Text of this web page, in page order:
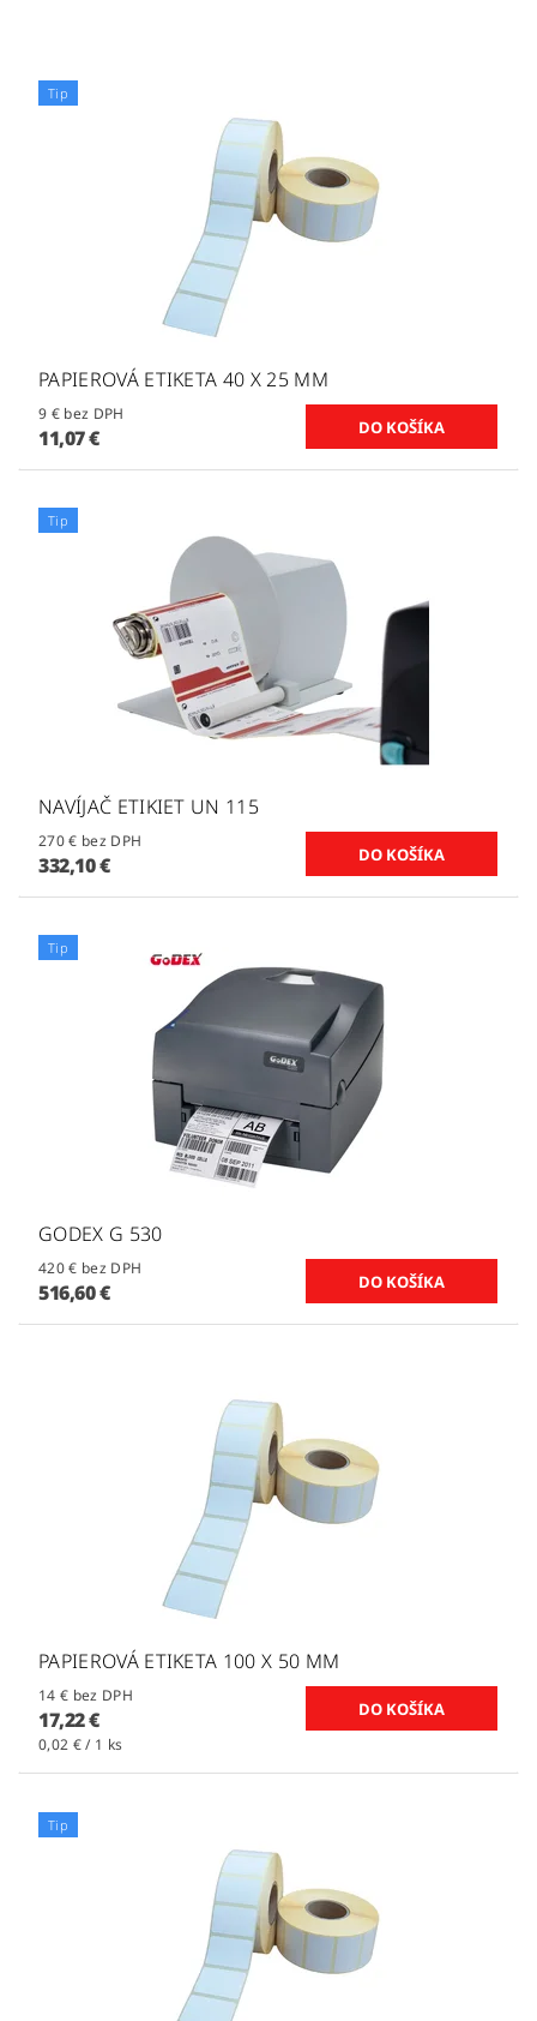
Tip
PAPIEROVÁ ETIKETA 40 X 25 MM
9 € bez DPH
11,07 €
Tip
NAVÍJAČ ETIKIET UN 115
270 € bez DPH
332,10 €
Tip
GODEX G 530
420 € bez DPH
516,60 €
PAPIEROVÁ ETIKETA 100 X 50 MM
14 € bez DPH
17,22 €
0,02 € / 1 ks
Tip